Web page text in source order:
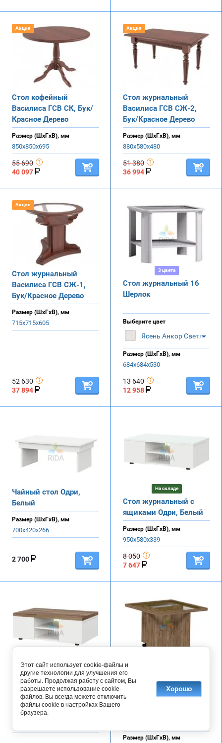
Акция
Стол кофейный
Василиса ГСВ СК, Бук/
Красное Дерево
Размер (ШхГхВ), мм
850х850х695
55 690
40 097
Акция
Стол журнальный
Василиса ГСВ СЖ-2,
Бук/Красное Дерево
Размер (ШхГхВ), мм
880х580х480
51 380
36 994
Акция
Стол журнальный
Василиса ГСВ СЖ-1,
Бук/Красное Дерево
Размер (ШхГхВ), мм
715х715х605
52 630
37 894
3 цвета
Стол журнальный 16
Шерлок
Выберите цвет
Ясень Анкор Светлый
Размер (ШхГхВ), мм
684х684х530
13 640
12 958
Чайный стол Одри,
Белый
Размер (ШхГхВ), мм
700х420х266
2 700
На складе
Стол журнальный с
ящиками Одри, Белый
Размер (ШхГхВ), мм
950х580х339
8 050
7 647
На складе
Стол журнальный с
ящиками Одри, Белый/
Дуб Эдда
Размер (ШхГхВ), мм
Стол журнальный
Натура 16
Размер (ШхГхВ), мм
Этот сайт использует cookie-файлы и
другие технологии для улучшения его
работы. Продолжая работу с сайтом, Вы
разрешаете использование cookie-
файлов. Вы всегда можете отключить
файлы cookie в настройках Вашего
браузера.
Хорошо